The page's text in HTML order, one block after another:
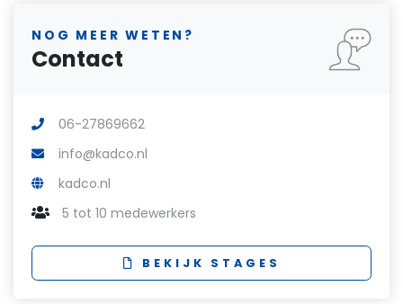
NOG MEER WETEN?
Contact
06-27869662
info@kadco.nl
kadco.nl
5 tot 10 medewerkers
BEKIJK STAGES